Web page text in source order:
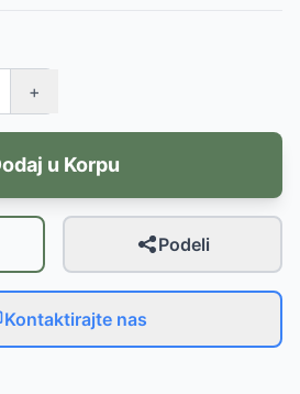
+
u Korpu
Podeli
Kontaktirajte nas